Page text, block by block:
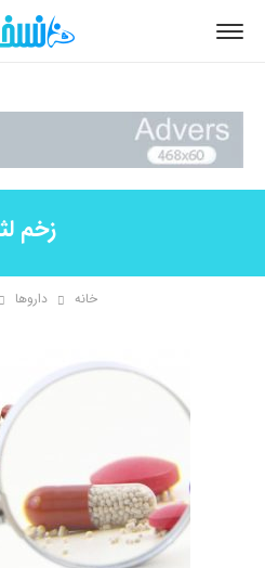
زخم
خانه داروها